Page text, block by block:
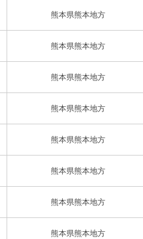
熊本県熊本地方
熊本県熊本地方
熊本県熊本地方
熊本県熊本地方
熊本県熊本地方
熊本県熊本地方
熊本県熊本地方
熊本県熊本地方